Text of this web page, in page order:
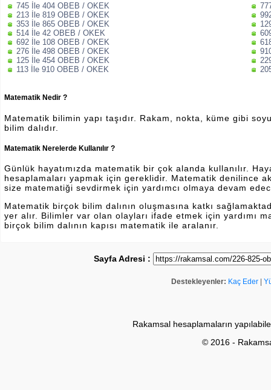
745 İle 404 OBEB / OKEK
213 İle 819 OBEB / OKEK
353 İle 865 OBEB / OKEK
514 İle 42 OBEB / OKEK
692 İle 108 OBEB / OKEK
276 İle 498 OBEB / OKEK
125 İle 454 OBEB / OKEK
113 İle 910 OBEB / OKEK
Matematik Nedir ?
Matematik bilimin yapı taşıdır. Rakam, nokta, küme gibi
bilim dalıdır.
Matematik Nerelerde Kullanılır ?
Günlük hayatımızda matematik bir çok alanda kullanılır.
hesaplamaları yapmak için gereklidir. Matematik denilince
size matematiği sevdirmek için yardımcı olmaya devam
Matematik birçok bilim dalının oluşmasına katkı
yer alır. Bilimler var olan olayları ifade etmek için yardımı
birçok bilim dalının kapısı matematik ile aralanır.
Sayfa Adresi :
Destekleyenler: Kaç Eder
Rakamsal hesaplamaların
© 2016 -